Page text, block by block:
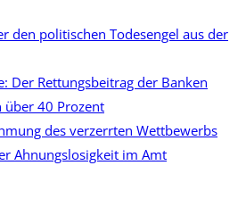
den politischen Todesengel aus der
Der Rettungsbeitrag der Banken
40 Prozent
des verzerrten Wettbewerbs
Ahnungslosigkeit im Amt